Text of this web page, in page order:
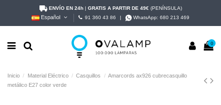
ENVÍO EN 24h| GRATIS A PARTIR DE 49€ (PENÍNSULA)
Español 91 360 43 86 WhatsApp:680 213 469
0
Inicio Material Eléctrico Casquillos
Amarcords ax926 cubrecasquillo
metálico E27 color verde